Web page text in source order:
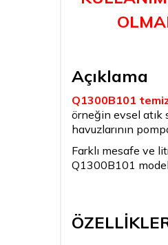
Açıklama
Q1300B101
örneğin evsel atık
havuzlarının
Farklı mesafe ve
Q1300B101